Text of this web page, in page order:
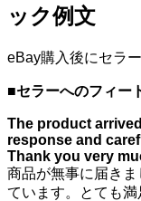
ック例文
eBay購入後にセラ
■セラーへのフィー
The product
response and
Thank you very
商品が無事に届き
ています。とても